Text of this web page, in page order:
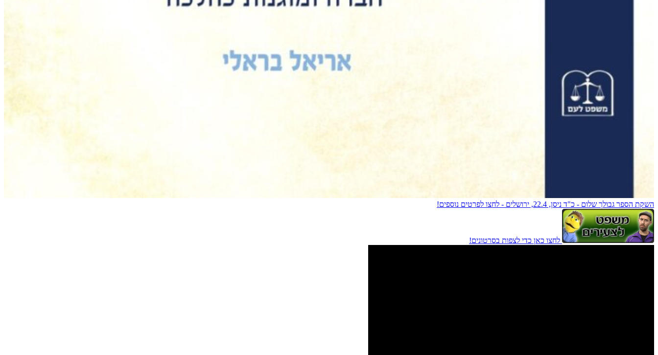
השקת הספר גבולך שלום - כ"ד ניסן, 22.4, ירושלים - לחצו לפרטים נוספים!
לחצו כאן כדי לצפות בסרטונים!